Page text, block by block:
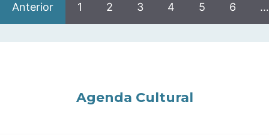
Anterior 1 2 3 4 5 6 …
Agenda Cultural